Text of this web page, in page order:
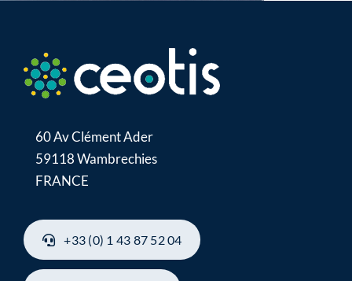
60 Av Clément Ader
59118 Wambrechies
FRANCE
+33 (0) 1 43 87 52 04